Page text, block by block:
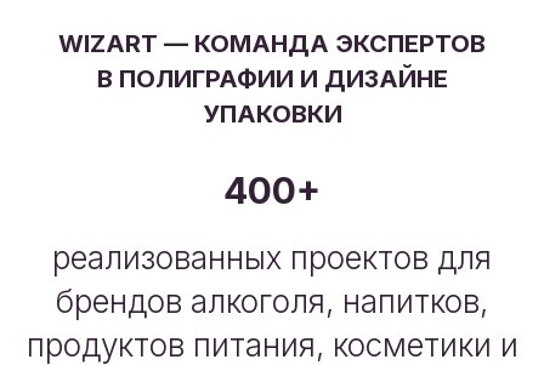
WIZART — КОМАНДА ЭКСПЕРТОВ
В ПОЛИГРАФИИ И ДИЗАЙНЕ
УПАКОВКИ
400+
реализованных проектов для
брендов алкоголя, напитков,
продуктов питания, косметики и